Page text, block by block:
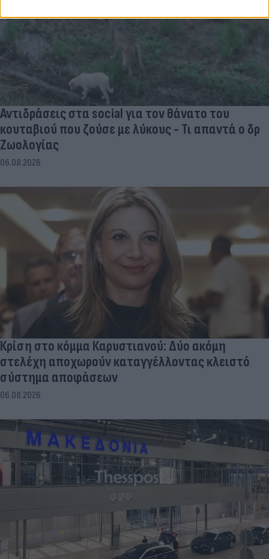
Αντιδράσεις στα social για τον θάνατο του
κουταβιού που ζούσε με λύκους - Τι απαντά ο δρ
Ζωολογίας
06.08.2026
Κρίση στο κόμμα Καρυστιανού: Δύο ακόμη
στελέχη αποχωρούν καταγγέλλοντας κλειστό
σύστημα αποφάσεων
06.08.2026